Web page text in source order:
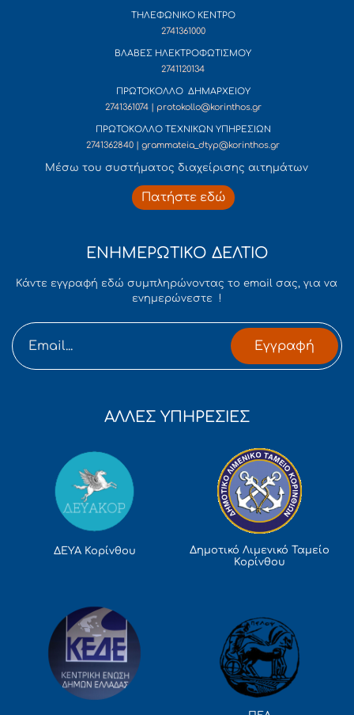
ΤΗΛΕΦΩΝΙΚΟ ΚΕΝΤΡΟ
2741361000
ΒΛΑΒΕΣ ΗΛΕΚΤΡΟΦΩΤΙΣΜΟΥ
2741120134
ΠΡΩΤΟΚΟΛΛΟ ΔΗΜΑΡΧΕΙΟΥ
2741361074 | protokollo@korinthos.gr
ΠΡΩΤΟΚΟΛΛΟ ΤΕΧΝΙΚΩΝ ΥΠΗΡΕΣΙΩΝ
2741362840 | grammateia_dtyp@korinthos.gr
Mέσω του συστήματος διαχείρισης αιτημάτων
Πατήστε εδώ
ΕΝΗΜΕΡΩΤΙΚΟ ΔΕΛΤΙΟ
Κάντε εγγραφή εδώ συμπληρώνοντας το email σας, για να
ενημερώνεστε !
Εγγραφή
ΑΛΛΕΣ ΥΠΗΡΕΣΙΕΣ
ΔΕΥΑ Κορίνθου
Δημοτικό Λιμενικό Ταμείο
Κορίνθου